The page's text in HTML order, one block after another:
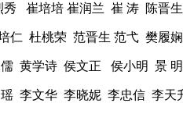
崔培培 崔润兰 崔 涛 陈晋生
仁 杜桃荣 范晋生 范弋 樊履
黄学诗 侯文正 侯小明 景
李文华 李晓妮 李忠信 李天